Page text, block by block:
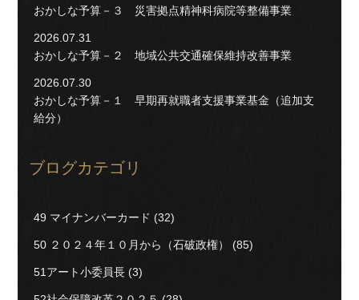
おかしな予算－３ 災害拠点精神科病院等整備事業
2026.07.31
おかしな予算－２ 地域公共交通確保維持改善事業
2026.07.30
おかしな予算－１ 早期再就職者支援事業基金（追加支
給分）
ブログカテゴリ
49 マイナンバーカード (32)
50 ２０２４年１０月から（石破政権） (85)
51アート小委員長 (3)